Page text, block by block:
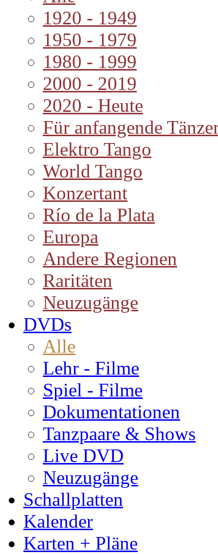
1920 - 1949
1950 - 1979
1980 - 1999
2000 - 2019
2020 - Heute
Für anfangende
Elektro Tango
World Tango
Konzertant
Río de la Plata
Europa
Andere Regionen
Raritäten
Neuzugänge
DVDs
Alle
Lehr - Filme
Spiel - Filme
Dokumentationen
Tanzpaare & Shows
Live DVD
Neuzugänge
Schallplatten
Kalender
Karten + Pläne